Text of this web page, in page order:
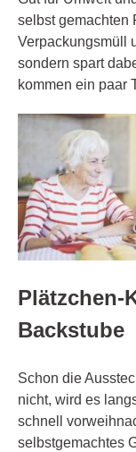
selbst gemachten
Verpackungsmüll
sondern spart
kommen ein paar
Plätzchen-
Backstube
Schon die
nicht, wird es
schnell
selbstgemachtes